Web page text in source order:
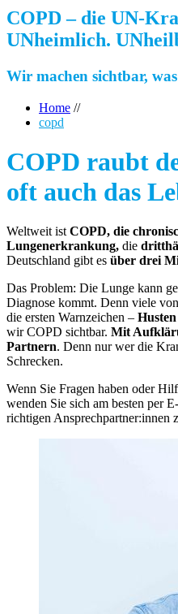
COPD – die UN-
UNheimlich.
Wir machen sichtbar,
Home //
copd
COPD raubt
oft auch das
Weltweit istCOPD, die
Lungenerkrankung, die
Deutschland gibt es über drei
Das Problem: Die Lunge kann
Diagnose kommt. Denn viele
die ersten Warnzeichen –
wir COPD sichtbar. Mit
Partnern. Denn nur wer die
Schrecken.
Wenn Sie Fragen haben oder
wenden Sie sich am besten per
richtigen Ansprechpartner:innen